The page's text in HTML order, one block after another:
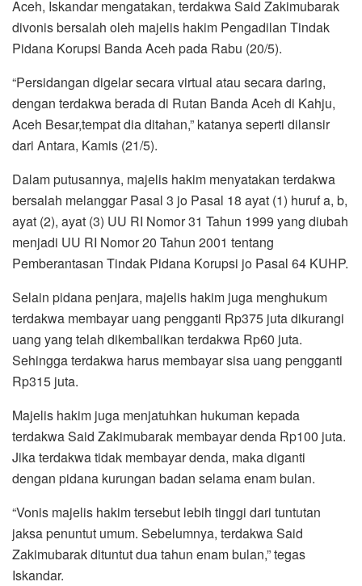
Aceh, Iskandar mengatakan, terdakwa Said Zakimubarak
divonis bersalah oleh majelis hakim Pengadilan Tindak
Pidana Korupsi Banda Aceh pada Rabu (20/5).
“Persidangan digelar secara virtual atau secara daring,
dengan terdakwa berada di Rutan Banda Aceh di Kahju,
Aceh Besar,tempat dia ditahan,” katanya seperti dilansir
dari Antara, Kamis (21/5).
Dalam putusannya, majelis hakim menyatakan terdakwa
bersalah melanggar Pasal 3 jo Pasal 18 ayat (1) huruf a, b,
ayat (2), ayat (3) UU RI Nomor 31 Tahun 1999 yang diubah
menjadi UU RI Nomor 20 Tahun 2001 tentang
Pemberantasan Tindak Pidana Korupsi jo Pasal 64 KUHP.
Selain pidana penjara, majelis hakim juga menghukum
terdakwa membayar uang pengganti Rp375 juta dikurangi
uang yang telah dikembalikan terdakwa Rp60 juta.
Sehingga terdakwa harus membayar sisa uang pengganti
Rp315 juta.
Majelis hakim juga menjatuhkan hukuman kepada
terdakwa Said Zakimubarak membayar denda Rp100 juta.
Jika terdakwa tidak membayar denda, maka diganti
dengan pidana kurungan badan selama enam bulan.
“Vonis majelis hakim tersebut lebih tinggi dari tuntutan
jaksa penuntut umum. Sebelumnya, terdakwa Said
Zakimubarak dituntut dua tahun enam bulan,” tegas
Iskandar.